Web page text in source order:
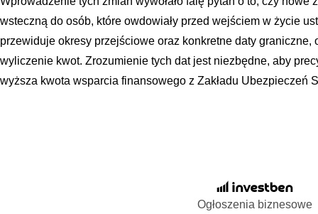
wsteczną do osób, które owdowiały przed wejściem w życie
przewiduje okresy przejściowe oraz konkretne daty graniczne,
wyliczenie kwot. Zrozumienie tych dat jest niezbędne, aby
wyższa kwota wsparcia finansowego z Zakładu Ubezpieczeń
Ogłoszenia biznesowe